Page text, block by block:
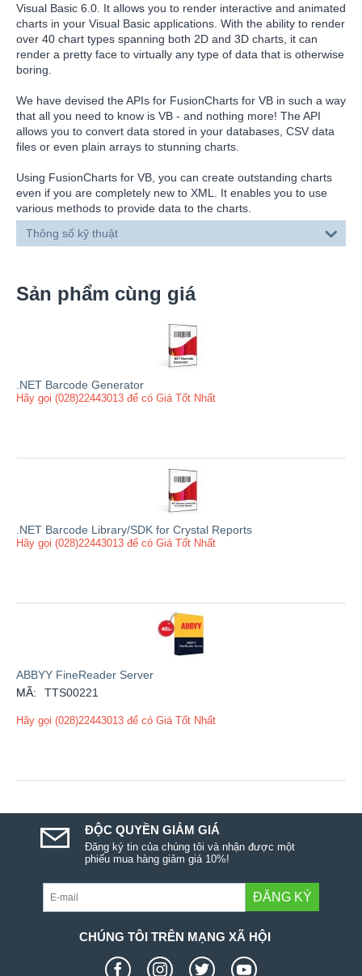
Visual Basic 6.0. It allows you to render interactive and animated
charts in your Visual Basic applications. With the ability to render
over 40 chart types spanning both 2D and 3D charts, it can
render a pretty face to virtually any type of data that is otherwise
boring.
We have devised the APIs for FusionCharts for VB in such a way
that all you need to know is VB - and nothing more! The API
allows you to convert data stored in your databases, CSV data
files or even plain arrays to stunning charts.
Using FusionCharts for VB, you can create outstanding charts
even if you are completely new to XML. It enables you to use
various methods to provide data to the charts.
Thông số kỹ thuật
Sản phẩm cùng giá
.NET Barcode Generator
Hãy gọi (028)22443013 để có Giá Tốt Nhất
.NET Barcode Library/SDK for Crystal Reports
Hãy gọi (028)22443013 để có Giá Tốt Nhất
ABBYY FineReader Server
MÃ:
TTS00221
Hãy gọi (028)22443013 để có Giá Tốt Nhất
ĐỘC QUYỀN GIẢM GIÁ
Đăng ký tin của chúng tôi và nhận được một
phiếu mua hàng giảm giá 10%!
ĐĂNG KÝ
CHÚNG TÔI TRÊN MẠNG XÃ HỘI